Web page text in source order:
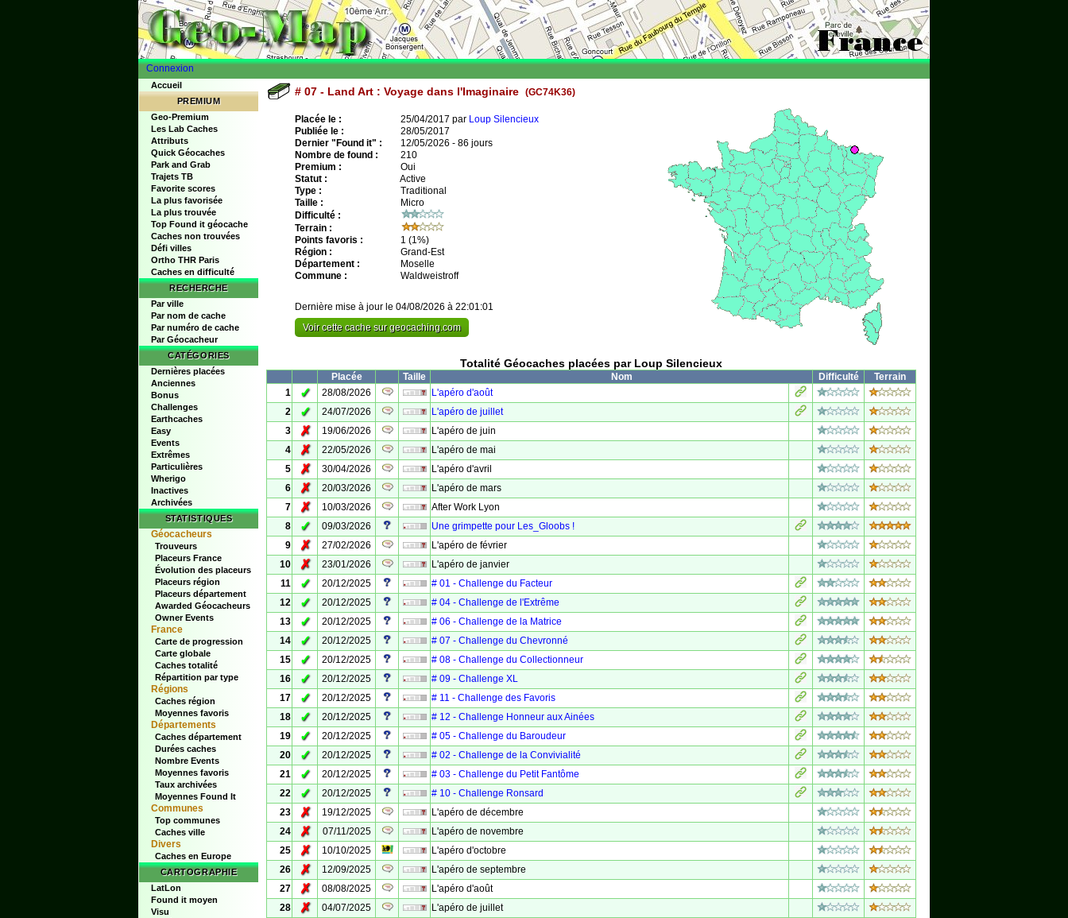
Connexion
Accueil
PREMIUM
Geo-Premium
Les Lab Caches
Attributs
Quick Géocaches
Park and Grab
Trajets TB
Favorite scores
La plus favorisée
La plus trouvée
Top Found it géocache
Caches non trouvées
Défi villes
Ortho THR Paris
Caches en difficulté
RECHERCHE
Par ville
Par nom de cache
Par numéro de cache
Par Géocacheur
CATÉGORIES
Dernières placées
Anciennes
Bonus
Challenges
Earthcaches
Easy
Events
Extrêmes
Particulières
Wherigo
Inactives
Archivées
STATISTIQUES
Géocacheurs
Trouveurs
Placeurs France
Évolution des placeurs
Placeurs région
Placeurs département
Awarded Géocacheurs
Owner Events
France
Carte de progression
Carte globale
Caches totalité
Répartition par type
Régions
Caches région
Moyennes favoris
Départements
Caches département
Durées caches
Nombre Events
Moyennes favoris
Taux archivées
Moyennes Found It
Communes
Top communes
Caches ville
Divers
Caches en Europe
CARTOGRAPHIE
LatLon
Found it moyen
Visu
# 07 - Land Art : Voyage dans l'Imaginaire (GC74K36)
Placée le : 25/04/2017 par Loup Silencieux
Publiée le :
28/05/2017
Dernier "Found it" :
12/05/2026 - 86 jours
Nombre de found :
210
Premium :
Oui
Statut :
Active
Type :
Traditional
Taille :
Micro
Difficulté :
Terrain :
Points favoris :
1 (1%)
Région :
Grand-Est
Département :
Moselle
Commune :
Waldweistroff
Dernière mise à jour le 04/08/2026 à 22:01:01
Voir cette cache sur geocaching.com
Totalité Géocaches placées par Loup Silencieux
Placée Taille Nom Difficulté
Terrain
1
✓ 28/08/2026
L'apéro d'août
2
✓ 24/07/2026
L'apéro de juillet
3
✗ 19/06/2026
L'apéro de juin
4
✗ 22/05/2026
L'apéro de mai
5
✗ 30/04/2026
L'apéro d'avril
6
✗ 20/03/2026
L'apéro de mars
7
✗ 10/03/2026
After Work Lyon
8
✓ 09/03/2026
Une grimpette pour Les_Gloobs !
9
✗ 27/02/2026
L'apéro de février
10
✗ 23/01/2026
L'apéro de janvier
11
✓ 20/12/2025
# 01 - Challenge du Facteur
12
✓ 20/12/2025
# 04 - Challenge de l'Extrême
13
✓ 20/12/2025
# 06 - Challenge de la Matrice
14
✓ 20/12/2025
# 07 - Challenge du Chevronné
15
✓ 20/12/2025
# 08 - Challenge du Collectionneur
16
✓ 20/12/2025
# 09 - Challenge XL
17
✓ 20/12/2025
# 11 - Challenge des Favoris
18
✓ 20/12/2025
# 12 - Challenge Honneur aux Ainées
19
✓ 20/12/2025
# 05 - Challenge du Baroudeur
20
✓ 20/12/2025
# 02 - Challenge de la Convivialité
21
✓ 20/12/2025
# 03 - Challenge du Petit Fantôme
22
✓ 20/12/2025
# 10 - Challenge Ronsard
23
✗ 19/12/2025
L'apéro de décembre
24
✗ 07/11/2025
L'apéro de novembre
25
✗ 10/10/2025
L'apéro d'octobre
26
✗ 12/09/2025
L'apéro de septembre
27
✗ 08/08/2025
L'apéro d'août
28
✗ 04/07/2025
L'apéro de juillet